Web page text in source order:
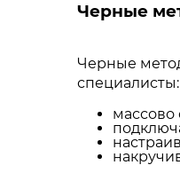
Черные
Черные
специалисты:
массово